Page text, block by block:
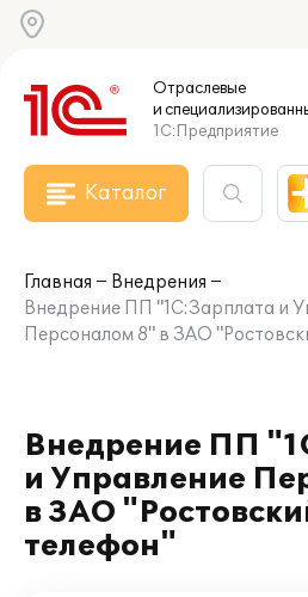
Отраслевые
и
1С:Предприятие
Каталог
Главная
Внедрения
Внедрение ПП "1С:Зарплата и
Персоналом 8" в ЗАО
Внедрение ПП
и Управление
в ЗАО
телефон"